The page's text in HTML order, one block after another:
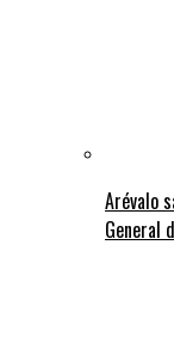
Arévalo
General